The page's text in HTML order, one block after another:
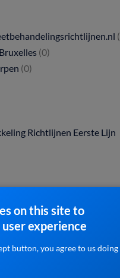
(0)
(0)
Richtlijnen Eerste Lijn
on this site to
experience
button, you agree to us doing